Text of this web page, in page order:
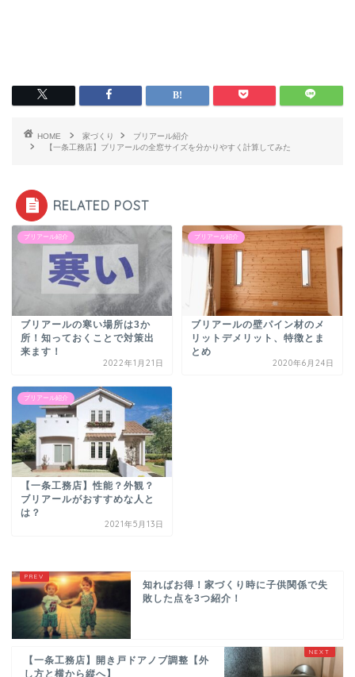
HOME 家づくり
ブリアール紹介
【一条工務店】ブリアールの全窓サイズを分かりやすく計算してみた
RELATED POST
ブリアール紹介
ブリアールの寒い場所は3か
所！知っておくことで対策出
来ます！
2022年1月21日
ブリアール紹介
ブリアールの壁パイン材のメ
リットデメリット、特徴とま
とめ
2020年6月24日
ブリアール紹介
【一条工務店】性能？外観？
ブリアールがおすすめな人と
は？
2021年5月13日
知ればお得！家づくり時に子供関係で失
敗した点を3つ紹介！
【一条工務店】開き戸ドアノブ調整【外
し方と横から縦へ】